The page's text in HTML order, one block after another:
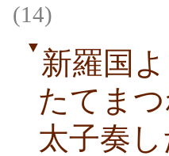
(14)
▼ 新羅国
たてま
太子奏